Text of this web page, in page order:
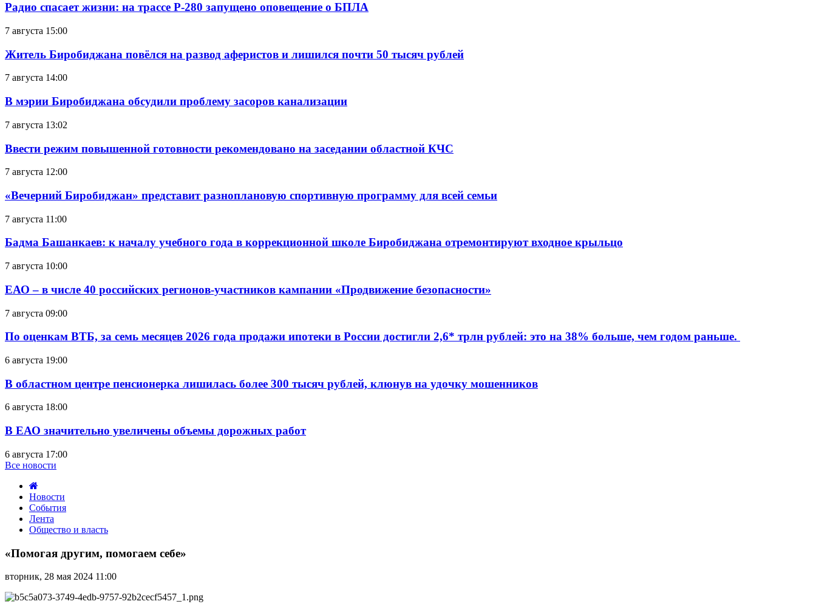
Радио спасает жизни: на трассе Р-280 запущено оповещение о БПЛА
7 августа 15:00
Житель Биробиджана повёлся на развод аферистов и лишился почти 50 тысяч рублей
7 августа 14:00
В мэрии Биробиджана обсудили проблему засоров канализации
7 августа 13:02
Ввести режим повышенной готовности рекомендовано на заседании областной КЧС
7 августа 12:00
«Вечерний Биробиджан» представит разноплановую спортивную программу для всей семьи
7 августа 11:00
Бадма Башанкаев: к началу учебного года в коррекционной школе Биробиджана отремонтируют входное крыльцо
7 августа 10:00
ЕАО – в числе 40 российских регионов-участников кампании «Продвижение безопасности»
7 августа 09:00
По оценкам ВТБ, за семь месяцев 2026 года продажи ипотеки в России достигли 2,6* трлн рублей: это на 38% больше, чем годом раньше.
6 августа 19:00
В областном центре пенсионерка лишилась более 300 тысяч рублей, клюнув на удочку мошенников
6 августа 18:00
В ЕАО значительно увеличены объемы дорожных работ
6 августа 17:00
Все новости
Новости
События
Лента
Общество и власть
другим,
помогаем
себе»
«Помогая другим, помогаем себе»
вторник, 28 мая 2024 11:00